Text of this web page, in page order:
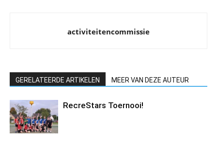
activiteitencommissie
GERELATEERDE ARTIKELEN MEER VAN DEZE AUTEUR
RecreStars Toernooi!